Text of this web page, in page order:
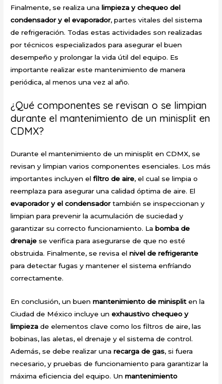
Finalmente, se realiza unalimpieza y chequeo del
condensador y el evaporador, partes vitales del sistema
de refrigeración. Todas estas actividades son realizadas
por técnicos especializados para asegurar el buen
desempeño y prolongar la vida útil del equipo. Es
importante realizar este mantenimiento de manera
periódica, al menos una vez al año.
¿Qué componentes se revisan o se limpian
durante el mantenimiento de un minisplit en
CDMX?
Durante el mantenimiento de un minisplit en CDMX, se
revisan y limpian varios componentes esenciales. Los más
importantes incluyen elfiltro de aire, el cual se limpia o
reemplaza para asegurar una calidad óptima de aire. El
evaporador y el condensadortambién se inspeccionan y
limpian para prevenir la acumulación de suciedad y
garantizar su correcto funcionamiento. Labomba de
drenaje se verifica para asegurarse de que no esté
obstruida. Finalmente, se revisa elnivel de refrigerante
para detectar fugas y mantener el sistema enfríando
correctamente.
En conclusión, un buenmantenimiento de minisplit en la
Ciudad de México incluye unexhaustivo chequeo y
limpieza de elementos clave como los filtros de aire, las
bobinas, las aletas, el drenaje y el sistema de control.
Además, se debe realizar unarecarga de gas, si fuera
necesario, y pruebas de funcionamiento para garantizar la
máxima eficiencia del equipo. Unmantenimiento